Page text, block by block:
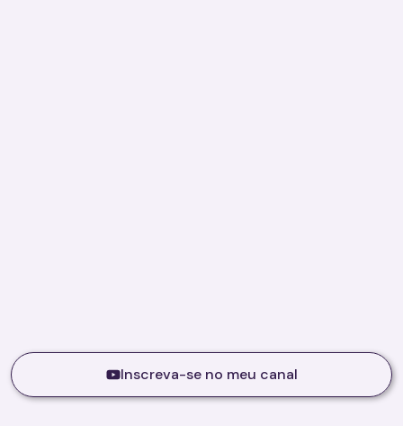
Inscreva-se no meu canal